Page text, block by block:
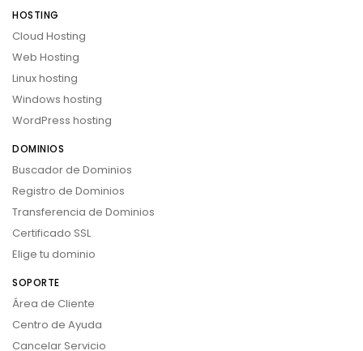
HOSTING
Cloud Hosting
Web Hosting
Linux hosting
Windows hosting
WordPress hosting
DOMINIOS
Buscador de Dominios
Registro de Dominios
Transferencia de Dominios
Certificado SSL
Elige tu dominio
SOPORTE
Área de Cliente
Centro de Ayuda
Cancelar Servicio